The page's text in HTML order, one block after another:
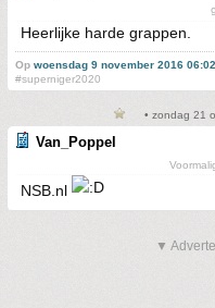
Heerlijke harde grappen.
Op woensdag 9 november 2016 06:02
#superniger2020
• zondag 21
Van_Poppel
NSB.nl
▼